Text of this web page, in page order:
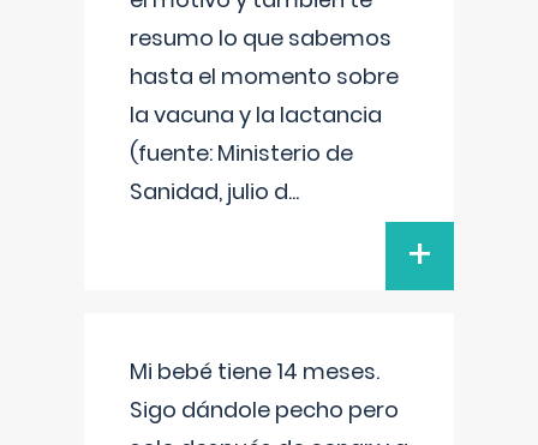
resumo lo que sabemos
hasta el momento sobre
la vacuna y la lactancia
(fuente: Ministerio de
Sanidad, julio d...
+
Mi bebé tiene 14 meses.
Sigo dándole pecho pero